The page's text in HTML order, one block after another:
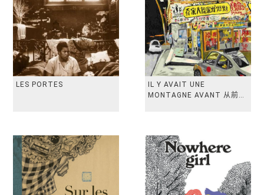
LES PORTES
IL Y AVAIT UNE
MONTAGNE AVANT 从前有